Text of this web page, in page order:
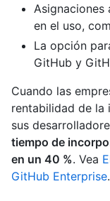
en el uso,
La opción
GitHub y
Cuando las
rentabilidad de la
sus
tiempo de
en un 40 %. Vea
GitHub Enterprise.